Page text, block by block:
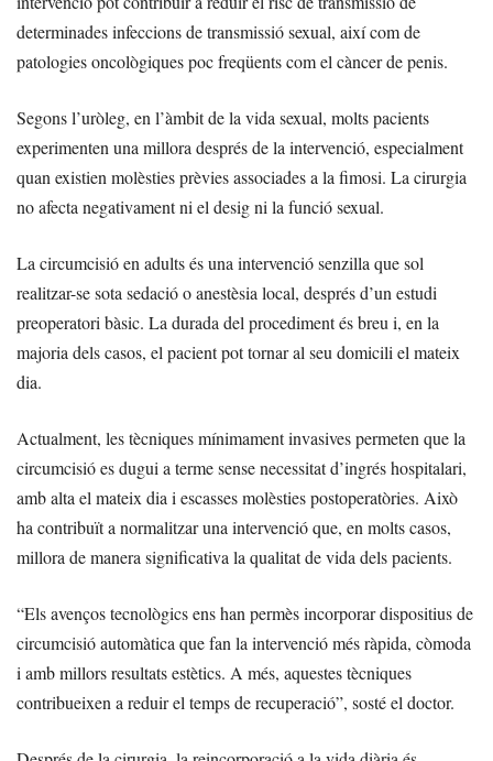
determinades infeccions de transmissió sexual, així com de
patologies oncològiques poc freqüents com el càncer de penis.
Segons l’uròleg, en l’àmbit de la vida sexual, molts pacients
experimenten una millora després de la intervenció, especialment
quan existien molèsties prèvies associades a la fimosi. La cirurgia
no afecta negativament ni el desig ni la funció sexual.
La circumcisió en adults és una intervenció senzilla que sol
realitzar-se sota sedació o anestèsia local, després d’un estudi
preoperatori bàsic. La durada del procediment és breu i, en la
majoria dels casos, el pacient pot tornar al seu domicili el mateix
dia.
Actualment, les tècniques mínimament invasives permeten que la
circumcisió es dugui a terme sense necessitat d’ingrés hospitalari,
amb alta el mateix dia i escasses molèsties postoperatòries. Això
ha contribuït a normalitzar una intervenció que, en molts casos,
millora de manera significativa la qualitat de vida dels pacients.
“Els avenços tecnològics ens han permès incorporar dispositius de
circumcisió automàtica que fan la intervenció més ràpida, còmoda
i amb millors resultats estètics. A més, aquestes tècniques
contribueixen a reduir el temps de recuperació”, sosté el doctor.